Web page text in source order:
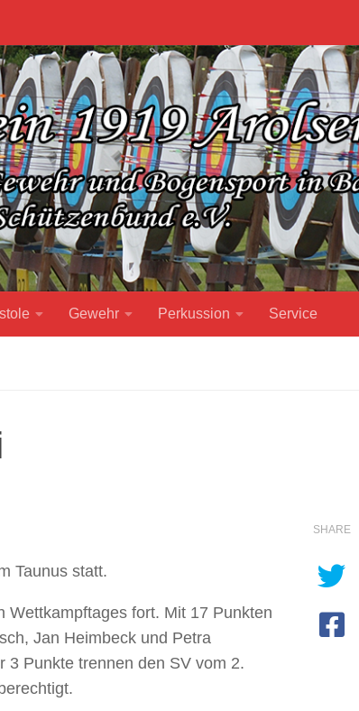
Gewehr Perkussion Service
Taunus statt.
Wettkampftages fort. Mit 17 Punkten
Jan Heimbeck und Petra
3 Punkte trennen den SV vom 2.
SHARE